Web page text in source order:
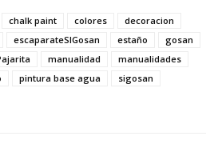
chalk paint colores
decoracion
escaparateSIGosan estaño
gosan
manualidad
manualidades
pintura base agua
sigosan